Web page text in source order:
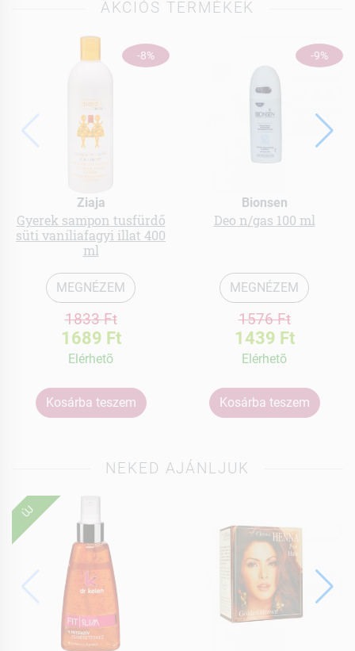
AKCIÓS TERMÉKEK
-8%
Ziaja
Gyerek sampon tusfürdő
süti vaníliafagyi illat 400
ml
MEGNÉZEM
1833 Ft
1689 Ft
Elérhetõ
Kosárba teszem
-9%
Bionsen
Deo n/gas 100 ml
MEGNÉZEM
1576 Ft
1439 Ft
Elérhetõ
Kosárba teszem
NEKED AJÁNLJUK
ÚJ